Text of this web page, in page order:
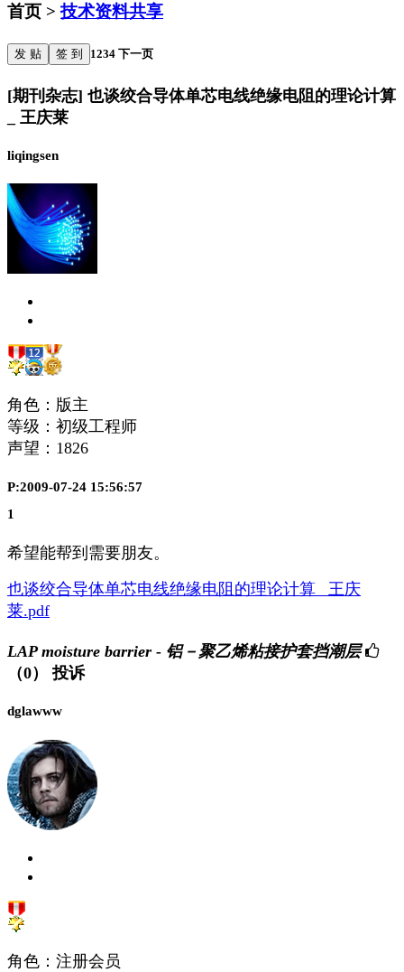
首页 >技术资料共享
发 贴 签 到 1234 下一页
[期刊杂志] 也谈绞合导体单芯电线绝缘电阻的理论计算
_ 王庆莱
liqingsen
角色：版主
等级：初级工程师
声望： 1826
P:2009-07-24 15:56:57
1
希望能帮到需要朋友。
也谈绞合导体单芯电线绝缘电阻的理论计算_ 王庆
莱.pdf
LAP moisture barrier - 铝－聚乙烯粘接护套挡潮层
（0）
投诉
dglawww
角色：注册会员